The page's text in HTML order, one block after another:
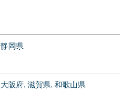
静岡県
大阪府 滋賀県 和歌山県